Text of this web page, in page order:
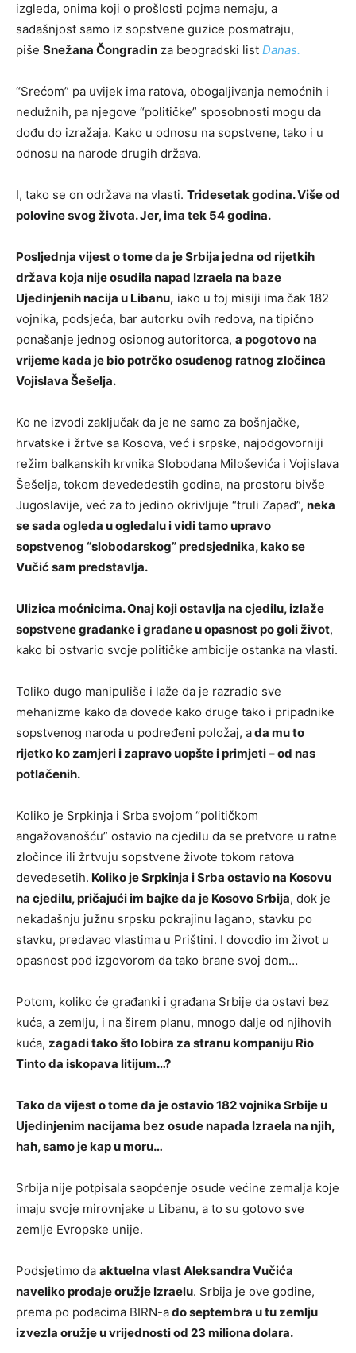
izgleda, onima koji o prošlosti pojma nemaju, a
sadašnjost samo iz sopstvene guzice posmatraju,
piše Snežana Čongradin za beogradski list Danas.
“Srećom” pa uvijek ima ratova, obogaljivanja nemoćnih i
nedužnih, pa njegove “političke” sposobnosti mogu da
dođu do izražaja. Kako u odnosu na sopstvene, tako i u
odnosu na narode drugih država.
I, tako se on održava na vlasti. Tridesetak godina. Više od
polovine svog života. Jer, ima tek 54 godina.
Posljednja vijest o tome da je Srbija jedna od rijetkih
država koja nije osudila napad Izraela na baze
Ujedinjenih nacija u Libanu, iako u toj misiji ima čak 182
vojnika, podsjeća, bar autorku ovih redova, na tipično
ponašanje jednog osionog autoritorca, a pogotovo na
vrijeme kada je bio potrčko osuđenog ratnog zločinca
Vojislava Šešelja.
Ko ne izvodi zaključak da je ne samo za bošnjačke,
hrvatske i žrtve sa Kosova, već i srpske, najodgovorniji
režim balkanskih krvnika Slobodana Miloševića i Vojislava
Šešelja, tokom devededestih godina, na prostoru bivše
Jugoslavije, već za to jedino okrivljuje “truli Zapad”, neka
se sada ogleda u ogledalu i vidi tamo upravo
sopstvenog “slobodarskog” predsjednika, kako se
Vučić sam predstavlja.
Ulizica moćnicima. Onaj koji ostavlja na cjedilu, izlaže
sopstvene građanke i građane u opasnost po goli život,
kako bi ostvario svoje političke ambicije ostanka na vlasti.
Toliko dugo manipuliše i laže da je razradio sve
mehanizme kako da dovede kako druge tako i pripadnike
sopstvenog naroda u podređeni položaj, ada mu to
rijetko ko zamjeri i zapravo uopšte i primjeti – od nas
potlačenih.
Koliko je Srpkinja i Srba svojom “političkom
angažovanošću” ostavio na cjedilu da se pretvore u ratne
zločince ili žrtvuju sopstvene živote tokom ratova
devedesetih. Koliko je Srpkinja i Srba ostavio na Kosovu
na cjedilu, pričajući im bajke da je Kosovo Srbija, dok je
nekadašnju južnu srpsku pokrajinu lagano, stavku po
stavku, predavao vlastima u Prištini. I dovodio im život u
opasnost pod izgovorom da tako brane svoj dom…
Potom, koliko će građanki i građana Srbije da ostavi bez
kuća, a zemlju, i na širem planu, mnogo dalje od njihovih
kuća, zagadi tako što lobira za stranu kompaniju Rio
Tinto da iskopava litijum…?
Tako da vijest o tome da je ostavio 182 vojnika Srbije u
Ujedinjenim nacijama bez osude napada Izraela na njih,
hah, samo je kap u moru…
Srbija nije potpisala saopćenje osude većine zemalja koje
imaju svoje mirovnjake u Libanu, a to su gotovo sve
zemlje Evropske unije.
Podsjetimo da aktuelna vlast Aleksandra Vučića
naveliko prodaje oružje Izraelu. Srbija je ove godine,
prema po podacima BIRN-ado septembra u tu zemlju
izvezla oružje u vrijednosti od 23 miliona dolara.